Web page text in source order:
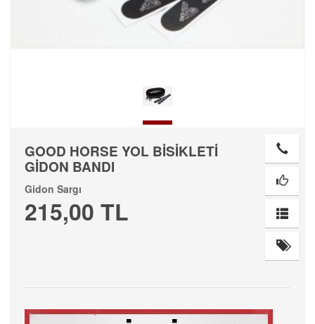
GOOD HORSE YOL BİSİKLETİ
GİDON BANDI
Gidon Sargı
215,00 TL